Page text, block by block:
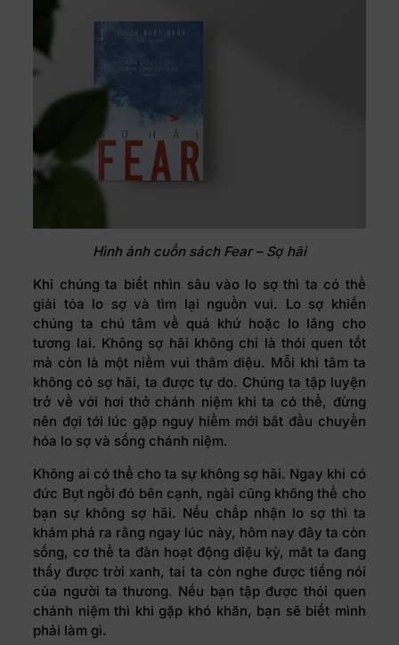
Hình ảnh cuốn sách Fear – Sợ hãi
Khi chúng ta biết nhìn sâu vào lo sợ thì ta có thể
giải tỏa lo sợ và tìm lại nguồn vui. Lo sợ khiến
chúng ta chú tâm về quá khứ hoặc lo lắng cho
tương lai. Không sợ hãi không chỉ là thói quen tốt
mà còn là một niềm vui thâm diệu. Mỗi khi tâm ta
không có sợ hãi, ta được tự do. Chúng ta tập luyện
trở về với hơi thở chánh niệm khi ta có thể, đừng
nên đợi tới lúc gặp nguy hiểm mới bắt đầu chuyển
hóa lo sợ và sống chánh niệm.
Không ai có thể cho ta sự không sợ hãi. Ngay khi có
đức Bụt ngồi đó bên cạnh, ngài cũng không thể cho
bạn sự không sợ hãi. Nếu chấp nhận lo sợ thì ta
khám phá ra rằng ngay lúc này, hôm nay đây ta còn
sống, cơ thể ta đàn hoạt động diệu kỳ, mắt ta đang
thấy được trời xanh, tai ta còn nghe được tiếng nói
của người ta thương. Nếu bạn tập được thói quen
chánh niệm thì khi gặp khó khăn, bạn sẽ biết mình
phải làm gì.